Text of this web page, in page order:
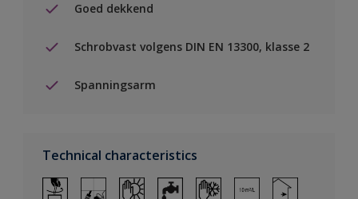
Goed dekkend
Schrobvast volgens DIN EN 13300, klasse 2
Spanningsarm
Technical characteristics